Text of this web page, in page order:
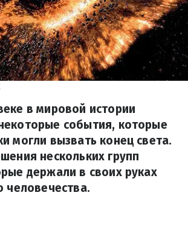
в мировой истории
события, которые
могли вызвать конец света.
нескольких групп
держали в своих руках
человечества.